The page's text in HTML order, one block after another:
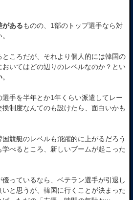
があるものの、1部のトップ選手なら対
ころだが、それより個人的には韓国の
おいてはどの辺りのレベルなのか？とい
。
手を半年とか1年くらい派遣してレー
制度なんてのも設けたら、面白いかも
競艇のレベルも飛躍的に上がるだろう
べるところ、新しいブームが起こった
っているなら、ベテラン選手が引退し
と思うが、韓国に行くことが決まった